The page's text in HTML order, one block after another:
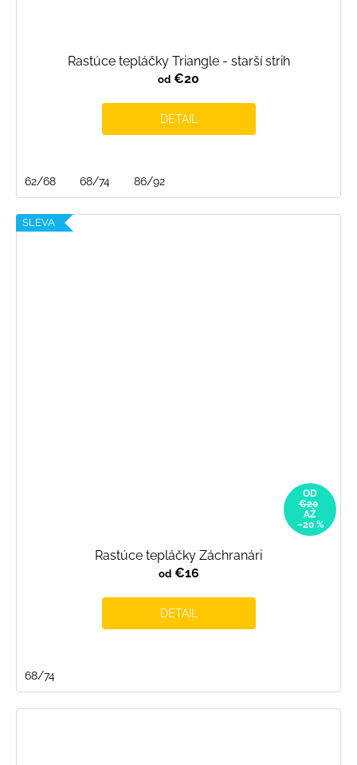
Rastúce tepláčky Triangle - starší strih
od €20
DETAIL
62/68 68/74 86/92
SLEVA
OD
€20
AŽ
–20 %
Rastúce tepláčky Záchranári
od€16
DETAIL
68/74